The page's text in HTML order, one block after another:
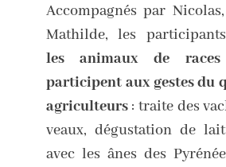
Accompagnés par
Mathilde, les
les animaux de
participent aux gestes du
agriculteurs: traite des
veaux, dégustation de
avec les ânes des